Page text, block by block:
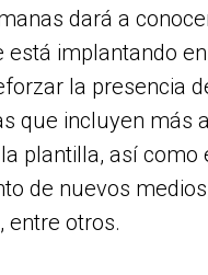
dará a
está implantando
la presencia
que incluyen más
plantilla, así como
de nuevos
entre otros.